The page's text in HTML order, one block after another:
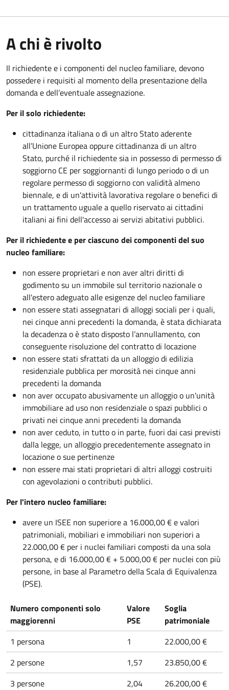
A chi è rivolto
Il richiedente e i componenti del nucleo familiare, devono
possedere i requisiti al momento della presentazione della
domanda e dell’eventuale assegnazione.
Per il solo richiedente:
cittadinanza italiana o di un altro Stato aderente
all’Unione Europea oppure cittadinanza di un altro
Stato, purché il richiedente sia in possesso di permesso di
soggiorno CE per soggiornanti di lungo periodo o di un
regolare permesso di soggiorno con validità almeno
biennale, e di un'attività lavorativa regolare o benefici di
un trattamento uguale a quello riservato ai cittadini
italiani ai fini dell'accesso ai servizi abitativi pubblici.
Per il richiedente e per ciascuno dei componenti del suo
nucleo familiare:
non essere proprietari e non aver altri diritti di
godimento su un immobile sul territorio nazionale o
all'estero adeguato alle esigenze del nucleo familiare
non essere stati assegnatari di alloggi sociali per i quali,
nei cinque anni precedenti la domanda, è stata dichiarata
la decadenza o è stato disposto l’annullamento, con
conseguente risoluzione del contratto di locazione
non essere stati sfrattati da un alloggio di edilizia
residenziale pubblica per morosità nei cinque anni
precedenti la domanda
non aver occupato abusivamente un alloggio o un'unità
immobiliare ad uso non residenziale o spazi pubblici o
privati nei cinque anni precedenti la domanda
non aver ceduto, in tutto o in parte, fuori dai casi previsti
dalla legge, un alloggio precedentemente assegnato in
locazione o sue pertinenze
non essere mai stati proprietari di altri alloggi costruiti
con agevolazioni o contributi pubblici.
Per l'intero nucleo familiare:
avere un ISEE non superiore a 16.000,00 € e valori
patrimoniali, mobiliari e immobiliari non superiori a
22.000,00 € per i nuclei familiari composti da una sola
persona, e di 16.000,00 € + 5.000,00 € per nuclei con più
persone, in base al Parametro della Scala di Equivalenza
(PSE).
Numero componenti solo
maggiorenni
Valore
PSE
Soglia
patrimoniale
1 persona
1
22.000,00 €
2 persone
1,57
23.850,00 €
3 persone
2,04
26.200,00 €